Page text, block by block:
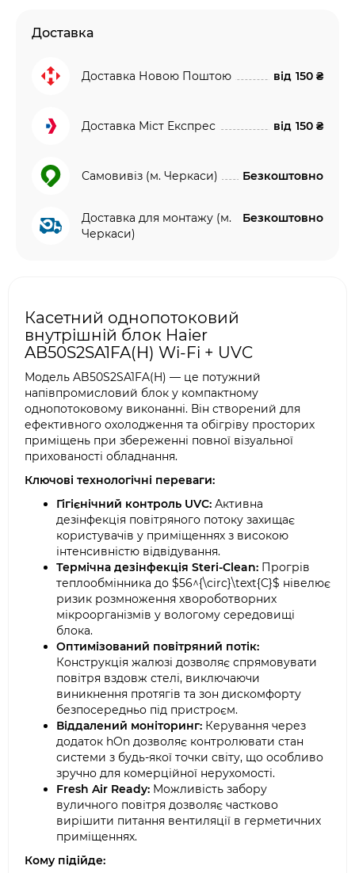
Доставка
Доставка Новою Поштою від 150 ₴
Доставка Міст Експрес від 150 ₴
Самовивіз (м. Черкаси) Безкоштовно
Доставка для монтажу (м.
Черкаси)
Безкоштовно
Касетний однопотоковий
внутрішній блок Haier
AB50S2SA1FA(H) Wi-Fi + UVC
Модель AB50S2SA1FA(H) — це потужний
напівпромисловий блок у компактному
однопотоковому виконанні. Він створений для
ефективного охолодження та обігріву просторих
приміщень при збереженні повної візуальної
прихованості обладнання.
Ключові технологічні переваги:
Гігієнічний контроль UVC: Активна
дезінфекція повітряного потоку захищає
користувачів у приміщеннях з високою
інтенсивністю відвідування.
Термічна дезінфекція Steri-Clean: Прогрів
теплообмінника до $56^{\circ}\text{C}$ нівелює
ризик розмноження хвороботворних
мікроорганізмів у вологому середовищі
блока.
Оптимізований повітряний потік:
Конструкція жалюзі дозволяє спрямовувати
повітря вздовж стелі, виключаючи
виникнення протягів та зон дискомфорту
безпосередньо під пристроєм.
Віддалений моніторинг: Керування через
додаток hOn дозволяє контролювати стан
системи з будь-якої точки світу, що особливо
зручно для комерційної нерухомості.
Fresh Air Ready: Можливість забору
вуличного повітря дозволяє частково
вирішити питання вентиляції в герметичних
приміщеннях.
Кому підійде: